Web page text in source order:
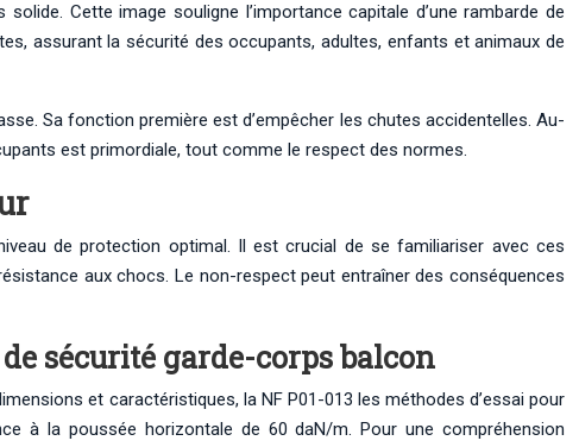
Cette image souligne l’importance capitale d’une rambarde de
assurant la sécurité des occupants, adultes, enfants et animaux de
Sa fonction première est d’empêcher les chutes accidentelles. Au-
est primordiale, tout comme le respect des normes.
de protection optimal. Il est crucial de se familiariser avec ces
aux chocs. Le non-respect peut entraîner des conséquences
sécurité garde-corps balcon
et caractéristiques, la NF P01-013 les méthodes d’essai pour
à la poussée horizontale de 60 daN/m. Pour une compréhension